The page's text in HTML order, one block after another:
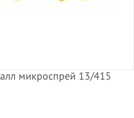
микроспрей 13/415